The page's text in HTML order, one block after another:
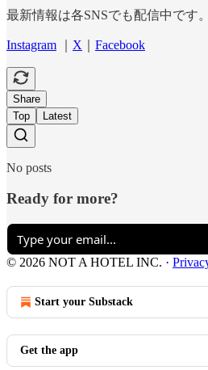
最新情報は各SNSでも配信中です。
Instagram X Facebook
Share
Top
Latest
No posts
Ready for more?
© 2026 NOT A HOTEL INC. ·
Start your Substack
Get the app